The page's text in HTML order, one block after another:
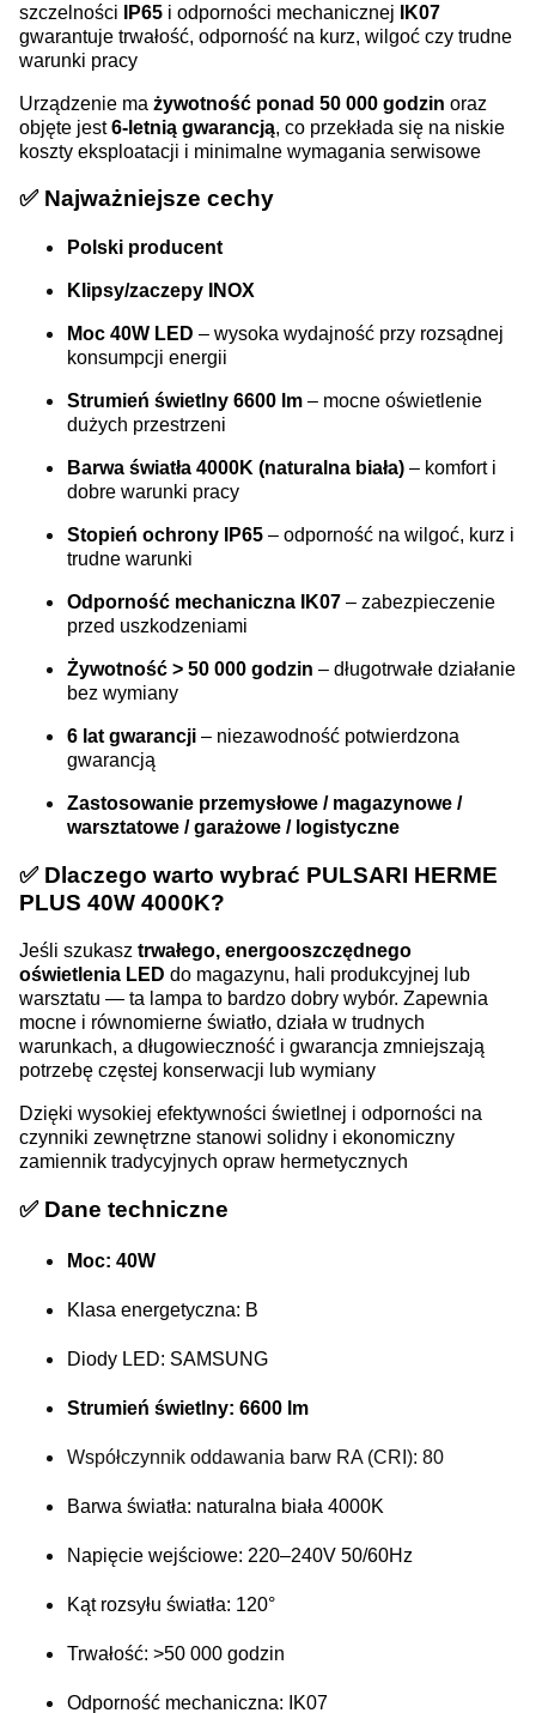
szczelności
IP65 i odporności mechanicznej
IK07
gwarantuje trwałość, odporność na kurz, wilgoć czy trudne
warunki pracy
Urządzenie ma żywotność ponad 50 000 godzin oraz
objęte jest6-letnią gwarancją, co przekłada się na niskie
koszty eksploatacji i minimalne wymagania serwisowe
✅ Najważniejsze cechy
Polski producent
Klipsy/zaczepy INOX
Moc 40W LED – wysoka wydajność przy rozsądnej
konsumpcji energii
Strumień świetlny 6600 lm – mocne oświetlenie
dużych przestrzeni
Barwa światła 4000K (naturalna biała) – komfort i
dobre warunki pracy
Stopień ochrony IP65 – odporność na wilgoć, kurz i
trudne warunki
Odporność mechaniczna IK07 – zabezpieczenie
przed uszkodzeniami
Żywotność > 50 000 godzin – długotrwałe działanie
bez wymiany
6 lat gwarancji – niezawodność potwierdzona
gwarancją
Zastosowanie przemysłowe / magazynowe /
warsztatowe / garażowe / logistyczne
✅ Dlaczego warto wybrać PULSARI HERME
PLUS 40W 4000K?
Jeśli szukasz trwałego, energooszczędnego
oświetlenia LED do magazynu, hali produkcyjnej lub
warsztatu — ta lampa to bardzo dobry wybór. Zapewnia
mocne i równomierne światło, działa w trudnych
warunkach, a długowieczność i gwarancja zmniejszają
potrzebę częstej konserwacji lub wymiany
Dzięki wysokiej efektywności świetlnej i odporności na
czynniki zewnętrzne stanowi solidny i ekonomiczny
zamiennik tradycyjnych opraw hermetycznych
✅ Dane techniczne
Moc: 40W
Klasa energetyczna: B
Diody LED: SAMSUNG
Strumień świetlny: 6600 lm
Współczynnik oddawania barw RA (CRI): 80
Barwa światła: naturalna biała 4000K
Napięcie wejściowe: 220–240V 50/60Hz
Kąt rozsyłu światła: 120°
Trwałość: >50 000 godzin
Odporność mechaniczna: IK07